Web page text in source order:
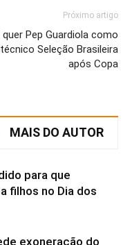
Próximo artigo
quer Pep Guardiola como
técnico Seleção Brasileira
após Copa
MAIS DO AUTOR
para que
filhos no Dia dos
exoneração do